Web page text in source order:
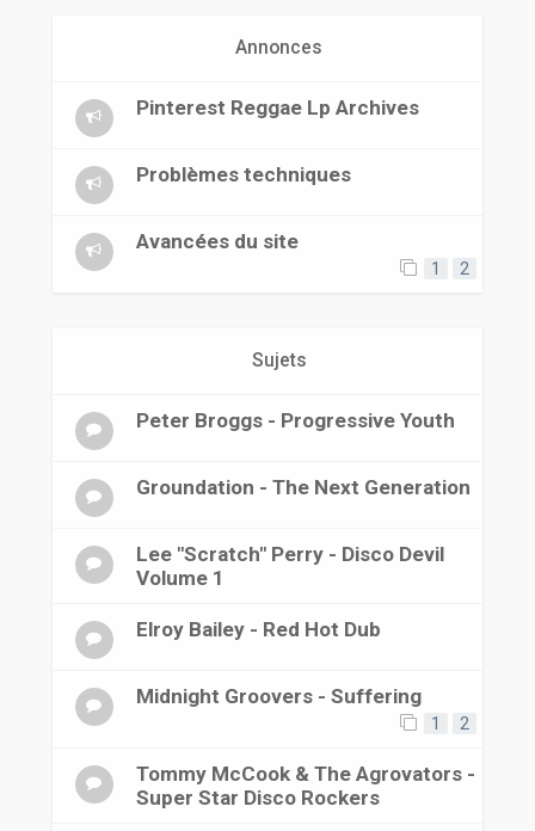
Annonces
Pinterest Reggae Lp Archives
Problèmes techniques
Avancées du site
1 2
Sujets
Peter Broggs - Progressive Youth
Groundation - The Next Generation
Lee "Scratch" Perry - Disco Devil
Volume 1
Elroy Bailey - Red Hot Dub
Midnight Groovers - Suffering
1 2
Tommy McCook & The Agrovators -
Super Star Disco Rockers